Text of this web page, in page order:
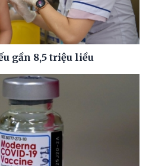
gần 8,5 triệu liều